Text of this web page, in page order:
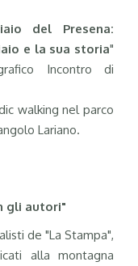
del Pre­se­na:
e la sua storia"
Incontro di
walking nel parco
Lariano.
gli autori"
de "La Stampa",
alla montagna